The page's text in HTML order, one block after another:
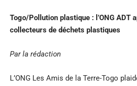
Togo/Pollution plastique : l’ONG ADT
collecteurs de déchets plastiques
Par la rédaction
L’ONG Les Amis de la Terre-Togo